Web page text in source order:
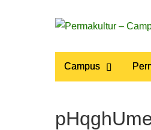
–
Main
menu
Campus